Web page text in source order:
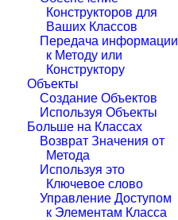
Конструкторов для
Ваших Классов
Передача информации
к Методу или
Конструктору
Объекты
Создание Объектов
Используя Объекты
Больше на Классах
Возврат Значения от
Метода
Используя это
Ключевое слово
Управление Доступом
к Элементам Класса